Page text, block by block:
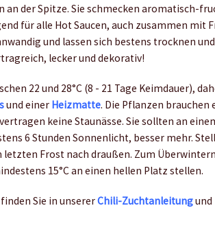
an der Spitze. Sie schmecken aromatisch-
für alle Hot Saucen, auch zusammen mit
und lassen sich bestens trocknen
lecker und dekorativ!
22 und 28°C (8 - 21 Tage Keimdauer),
und einer Heizmatte. Die Pflanzen
keine Staunässe. Sie sollten an
6 Stunden Sonnenlicht, besser mehr.
letzten Frost nach draußen. Zum
15°C an einen hellen Platz stellen.
Sie in unsererChili-Zuchtanleitung